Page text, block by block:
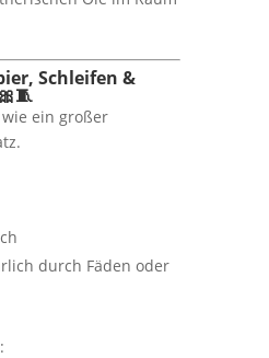
Schleifen &
ein großer
durch Fäden oder